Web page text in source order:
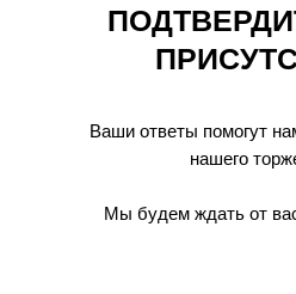
Ваши ответы помогут
нашего
Мы будем ждать от